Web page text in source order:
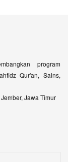
program
Qur'an, Sains,
Jawa Timur